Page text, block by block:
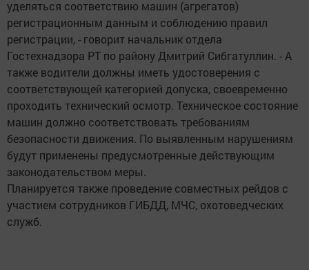
уделяться соответствию машин (агрегатов)
регистрационным данным и соблюдению правил
регистрации, - говорит начальник отдела
Гостехнадзора РТ по району Дмитрий Сибгатуллин. - А
также водители должны иметь удостоверения с
соответствующей категорией допуска, своевременно
проходить технический осмотр. Техническое состояние
машин должно соответствовать требованиям
безопасности движения. По выявленным нарушениям
будут применены предусмотренные действующим
законодательством меры.
Планируется также проведение совместных рейдов с
участием сотрудников ГИБДД, МЧС, охотоведческих
служб.